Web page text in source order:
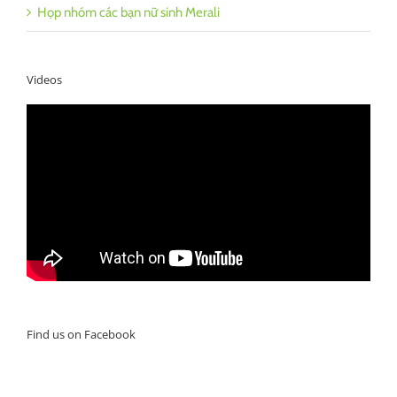
Họp nhóm các bạn nữ sinh Merali
Videos
Find us on Facebook